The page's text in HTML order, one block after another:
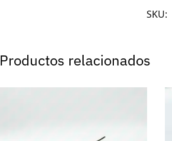
SKU:
Productos relacionados